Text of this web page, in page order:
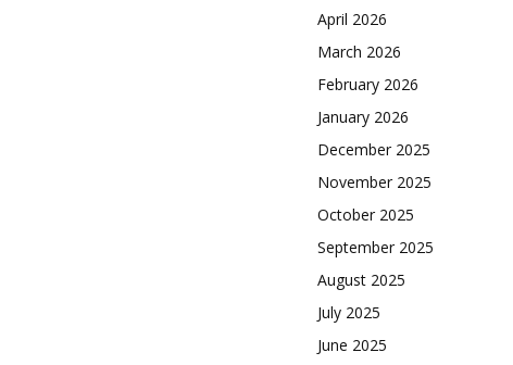
April 2026
March 2026
February 2026
January 2026
December 2025
November 2025
October 2025
September 2025
August 2025
July 2025
June 2025